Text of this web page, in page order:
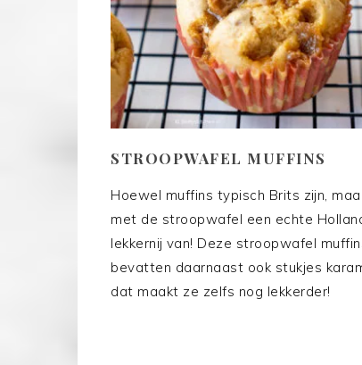
STROOPWAFEL MUFFINS
Hoewel muffins typisch Brits zijn,
met de stroopwafel een echte
lekkernij van! Deze stroopwafel
bevatten daarnaast ook stukjes
dat maakt ze zelfs nog lekkerder!